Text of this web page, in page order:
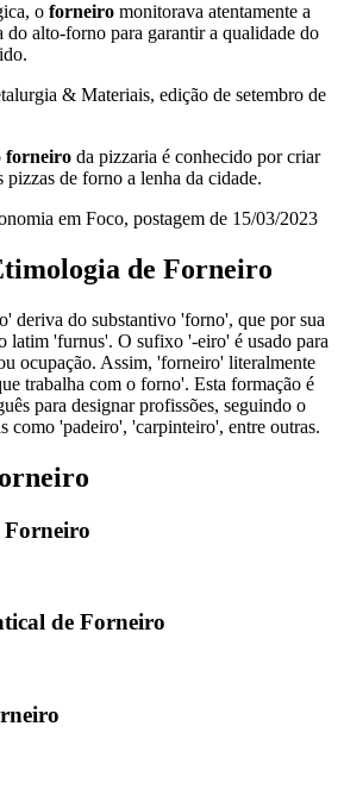
o forneiro monitorava atentamente a
do alto-forno para garantir a qualidade do
& Materiais, edição de setembro de
forneiro da pizzaria é conhecido por criar
pizzas de forno a lenha da cidade.
em Foco, postagem de 15/03/2023
de Forneiro
deriva do substantivo 'forno', que por sua
latim 'furnus'. O sufixo '-eiro' é usado para
ocupação. Assim, 'forneiro' literalmente
trabalha com o forno'. Esta formação é
para designar profissões, seguindo o
como 'padeiro', 'carpinteiro', entre outras.
Forneiro
de Forneiro